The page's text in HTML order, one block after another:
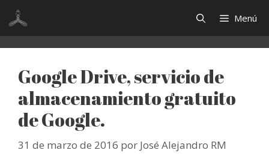
Saltar
contenido
Menú
Google Drive, servicio de
almacenamiento gratuito
de Google.
31 de marzo de 2016 por José Alejandro RM